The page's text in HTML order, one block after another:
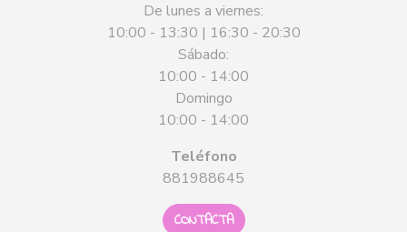
De lunes a viernes:
10:00 - 13:30 | 16:30 - 20:30
Sábado:
10:00 - 14:00
Domingo
10:00 - 14:00
Teléfono
881988645
CONTACTA